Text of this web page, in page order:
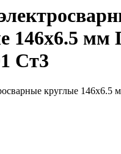
146x6.5
Ст3